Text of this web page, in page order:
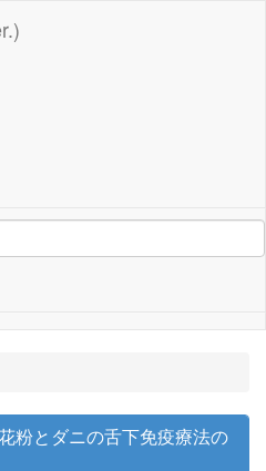
粉とダニの舌下免疫療法の